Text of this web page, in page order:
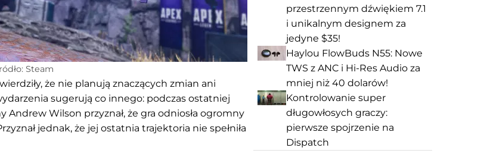
Steam
że nie planują znaczących zmian ani
sugerują co innego: podczas ostatniej
Andrew Wilson przyznał, że gra odniosła ogromny
jednak, że jej ostatnia trajektoria nie spełniła
przestrzennym dźwiękiem 7.1
i unikalnym designem za
jedyne $35!
Haylou FlowBuds N55: Nowe
TWS z ANC i Hi-Res Audio za
mniej niż 40 dolarów!
Kontrolowanie super
długowłosych graczy:
pierwsze spojrzenie na
Dispatch